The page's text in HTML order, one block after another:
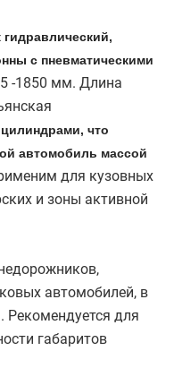
с пневматическими
-1850 мм. Длина
что
автомобиль массой
для кузовных
и зоны активной
автомобилей, в
Рекомендуется для
габаритов